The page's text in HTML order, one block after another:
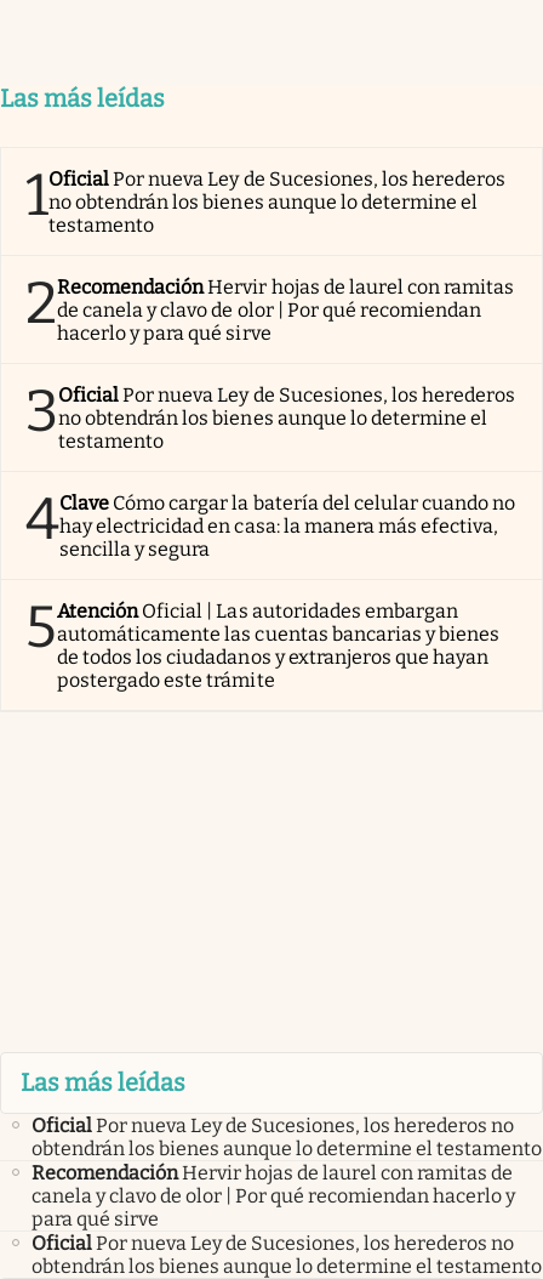
Las más leídas
1OficialPor nueva Ley de Sucesiones, los herederos
no obtendrán los bienes aunque lo determine el
testamento
2RecomendaciónHervir hojas de laurel con ramitas
de canela y clavo de olor | Por qué recomiendan
hacerlo y para qué sirve
3OficialPor nueva Ley de Sucesiones, los herederos
no obtendrán los bienes aunque lo determine el
testamento
4Clave Cómo cargar la batería del celular cuando no
hay electricidad en casa: la manera más efectiva,
sencilla y segura
5AtenciónOficial | Las autoridades embargan
automáticamente las cuentas bancarias y bienes
de todos los ciudadanos y extranjeros que hayan
postergado este trámite
Las más leídas
OficialPor nueva Ley de Sucesiones, los herederos no
obtendrán los bienes aunque lo determine el testamento
RecomendaciónHervir hojas de laurel con ramitas de
canela y clavo de olor | Por qué recomiendan hacerlo y
para qué sirve
OficialPor nueva Ley de Sucesiones, los herederos no
obtendrán los bienes aunque lo determine el testamento